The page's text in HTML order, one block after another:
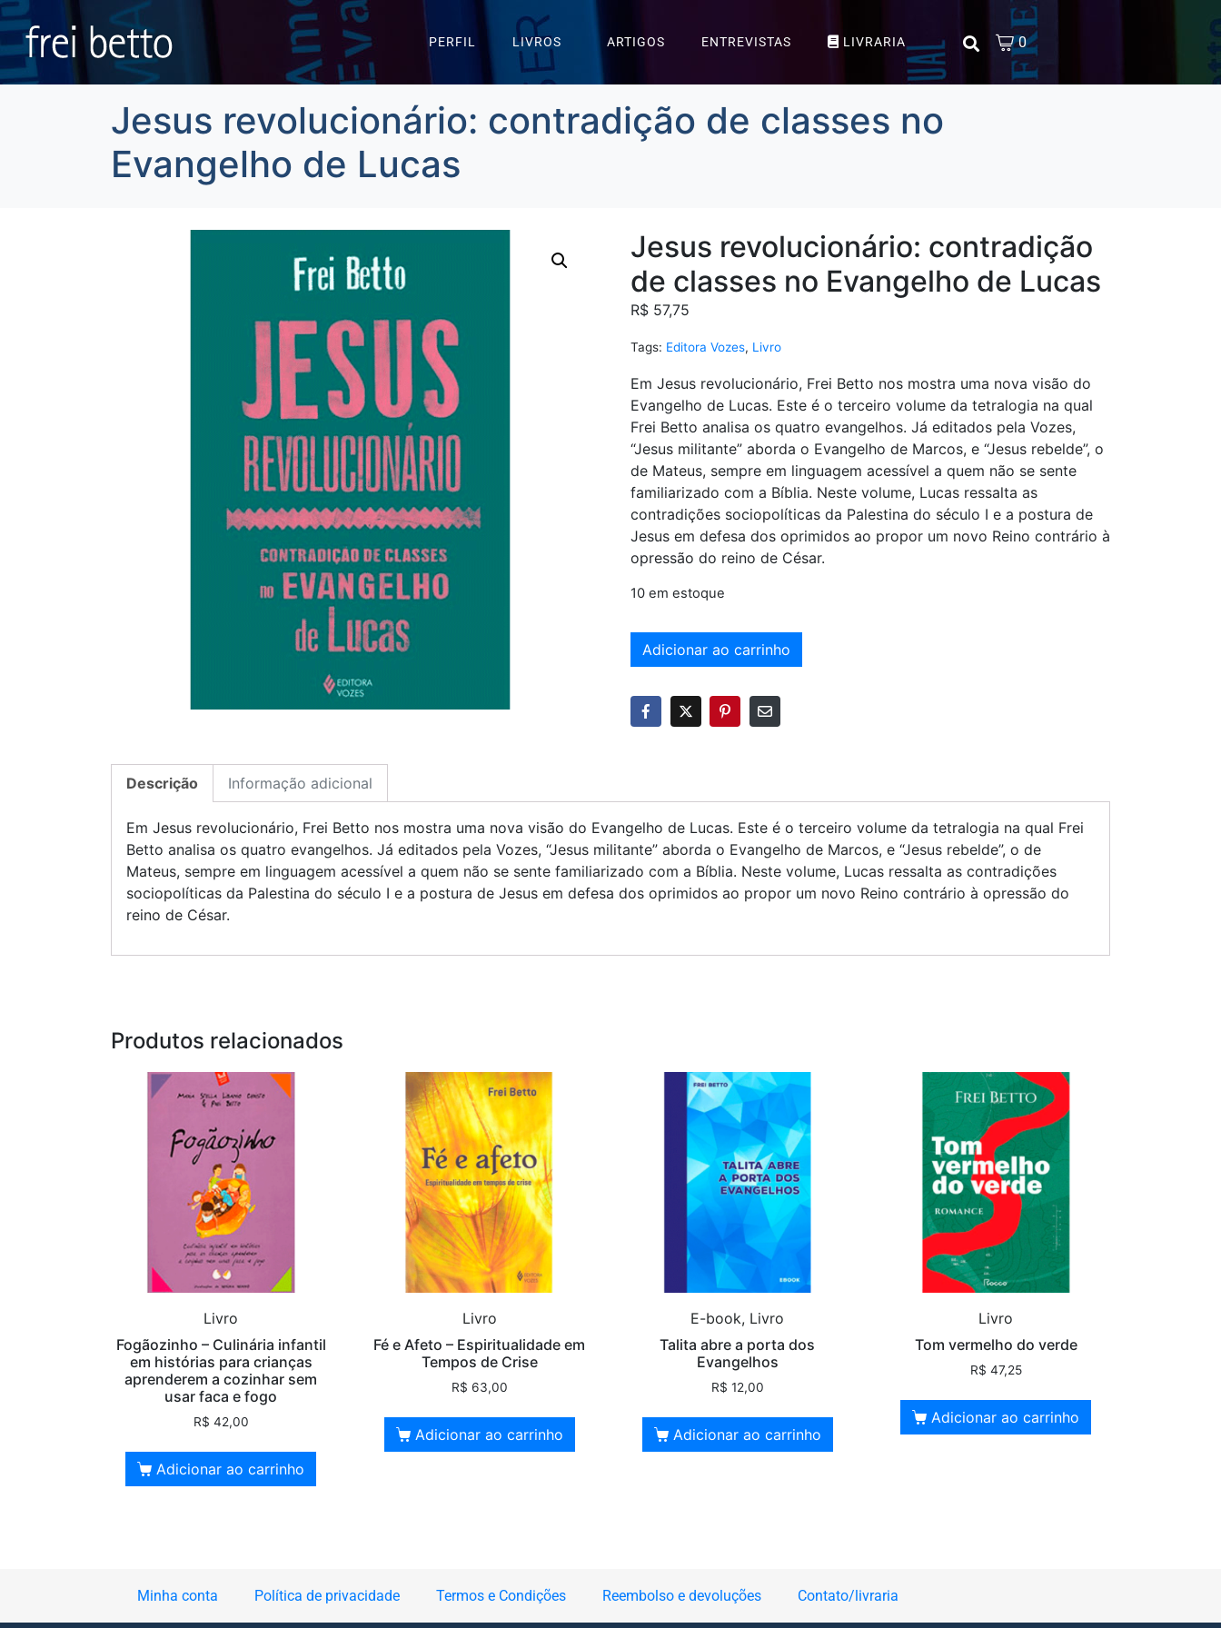
PERFIL LIVROS ARTIGOS ENTREVISTAS LIVRARIA 0
Jesus revolucionário: contradição de classes no
Evangelho de Lucas
Jesus revolucionário: contradição
de classes no Evangelho de Lucas
R$ 57,75
Tags: Editora Vozes, Livro
Em Jesus revolucionário, Frei Betto nos mostra uma nova visão do
Evangelho de Lucas. Este é o terceiro volume da tetralogia na qual
Frei Betto analisa os quatro evangelhos. Já editados pela Vozes,
“Jesus militante” aborda o Evangelho de Marcos, e “Jesus rebelde”, o
de Mateus, sempre em linguagem acessível a quem não se sente
familiarizado com a Bíblia. Neste volume, Lucas ressalta as
contradições sociopolíticas da Palestina do século I e a postura de
Jesus em defesa dos oprimidos ao propor um novo Reino contrário à
opressão do reino de César.
10 em estoque
Adicionar ao carrinho
Descrição Informação adicional
Em Jesus revolucionário, Frei Betto nos mostra uma nova visão do Evangelho de Lucas. Este é o terceiro volume da tetralogia na qual Frei
Betto analisa os quatro evangelhos. Já editados pela Vozes, “Jesus militante” aborda o Evangelho de Marcos, e “Jesus rebelde”, o de
Mateus, sempre em linguagem acessível a quem não se sente familiarizado com a Bíblia. Neste volume, Lucas ressalta as contradições
sociopolíticas da Palestina do século I e a postura de Jesus em defesa dos oprimidos ao propor um novo Reino contrário à opressão do
reino de César.
Produtos relacionados
Livro
Fogãozinho – Culinária infantil
em histórias para crianças
aprenderem a cozinhar sem
usar faca e fogo
R$ 42,00
Adicionar ao carrinho
Livro
Fé e Afeto – Espiritualidade em
Tempos de Crise
R$ 63,00
Adicionar ao carrinho
E-book, Livro
Talita abre a porta dos
Evangelhos
R$ 12,00
Adicionar ao carrinho
Livro
Tom vermelho do verde
R$ 47,25
Adicionar ao carrinho
Minha conta Política de privacidade Termos e Condições Reembolso e devoluções Contato/livraria